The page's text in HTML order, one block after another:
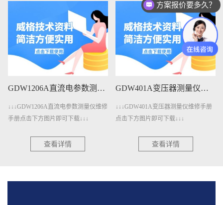
GDW1206A直流电参数测量仪维修手册下载
↓↓↓GDW1206A直流电参数测量仪维修
手册点击下方图片即可下载↓↓↓
查看详情
GDW401A变压器测量仪维修手册下载
↓↓↓GDW401A变压器测量仪维修手册
点击下方图片即可下载↓↓↓
查看详情
方案报价要多久？